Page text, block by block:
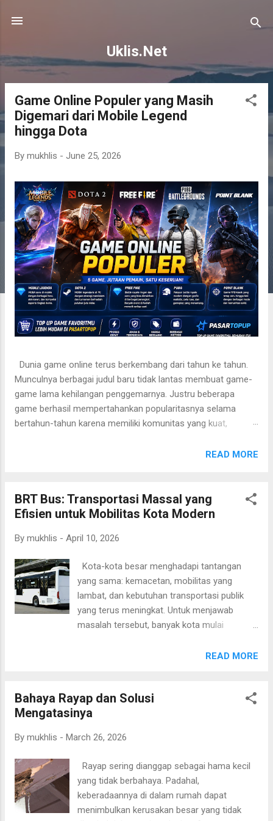
Uklis.Net
Game Online Populer yang Masih
Digemari dari Mobile Legend
hingga Dota
By mukhlis - June 25, 2026
Dunia game online terus berkembang dari tahun ke tahun.
Munculnya berbagai judul baru tidak lantas membuat game-
game lama kehilangan penggemarnya. Justru beberapa
game berhasil mempertahankan popularitasnya selama
bertahun-tahun karena memiliki komunitas yang kuat,
Di Indonesia sendiri, terdapat sejumlah game online yang
setia dari berbagai kalangan usia. Berikut beberapa game
online populer yang hingga saat ini masih banyak dimainkan.
yang lebih dikenal dengan sebutan ML merupakan salah satu
Moonton ini mengusung genre Multiplayer Online Battle
Arena (MOBA) yang mempertemukan dua tim beranggotakan
lima pemain. Setiap pemain dapat memilih hero dengan
kemampuan yang berbeda-beda, seperti Tank, Marksman,...
READ MORE
BRT Bus: Transportasi Massal yang
Efisien untuk Mobilitas Kota Modern
By mukhlis - April 10, 2026
Kota-kota besar menghadapi tantangan
yang sama: kemacetan, mobilitas yang
lambat, dan kebutuhan transportasi publik
yang terus meningkat. Untuk menjawab
masalah tersebut, banyak kota mulai
transportasi massal yang cepat dan
khusus, waktu tempuh lebih pasti, dan
kapasitas angkut besar yang mampu
Bus dibuat untuk operasional intensif.
dan turun dengan cepat serta memberi
kenyamanan meski digunakan sepanjang
hari. Karena itu, sistem ini menjadi pilihan
strategis bagi kota yang ingin meningkatkan
READ MORE
Bahaya Rayap dan Solusi
Mengatasinya
By mukhlis - March 26, 2026
Rayap sering dianggap sebagai hama kecil
yang tidak berbahaya. Padahal,
keberadaannya di dalam rumah dapat
menimbulkan kerusakan besar yang tidak